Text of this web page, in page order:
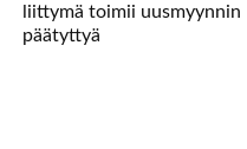
liittymä toimii uusmyynnin
päätyttyä